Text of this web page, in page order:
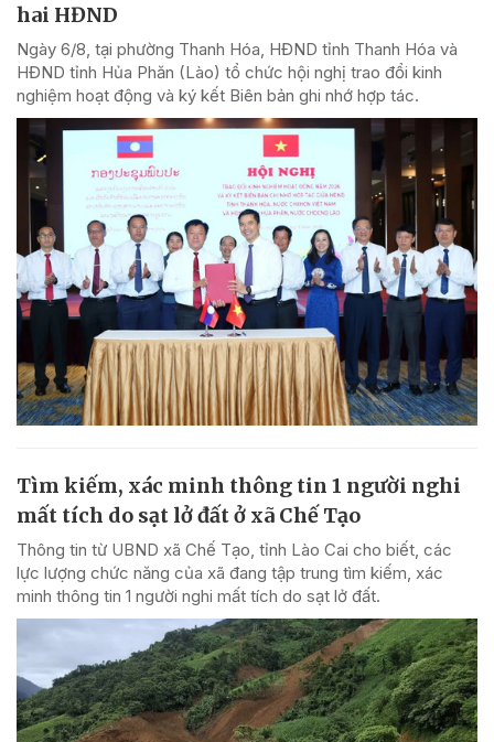
hai HĐND
Ngày 6/8, tại phường Thanh Hóa, HĐND tỉnh Thanh Hóa và
HĐND tỉnh Hủa Phăn (Lào) tổ chức hội nghị trao đổi kinh
nghiệm hoạt động và ký kết Biên bản ghi nhớ hợp tác.
Tìm kiếm, xác minh thông tin 1 người nghi
mất tích do sạt lở đất ở xã Chế Tạo
Thông tin từ UBND xã Chế Tạo, tỉnh Lào Cai cho biết, các
lực lượng chức năng của xã đang tập trung tìm kiếm, xác
minh thông tin 1 người nghi mất tích do sạt lở đất.